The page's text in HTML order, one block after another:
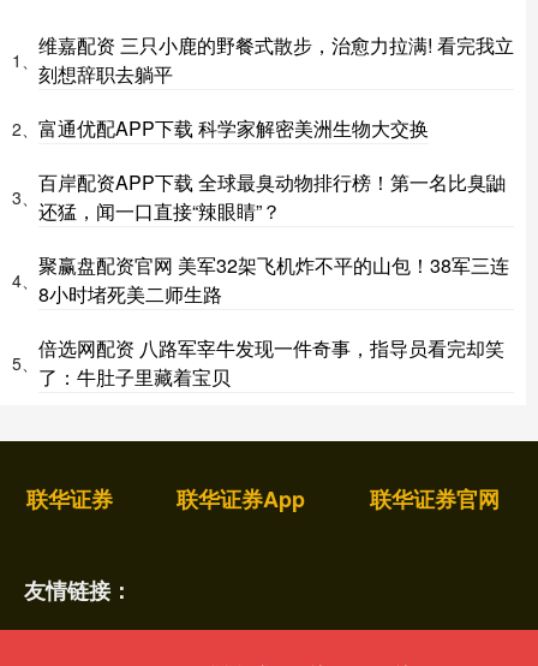
1、
维嘉配资 三只小鹿的野餐式散步，治愈力拉满! 看完我立
刻想辞职去躺平
2、 富通优配APP下载 科学家解密美洲生物大交换
3、
百岸配资APP下载 全球最臭动物排行榜！第一名比臭鼬
还猛，闻一口直接“辣眼睛”？
4、
聚赢盘配资官网 美军32架飞机炸不平的山包！38军三连
8小时堵死美二师生路
5、
倍选网配资 八路军宰牛发现一件奇事，指导员看完却笑
了：牛肚子里藏着宝贝
联华证券 联华证券App 联华证券官网
友情链接：